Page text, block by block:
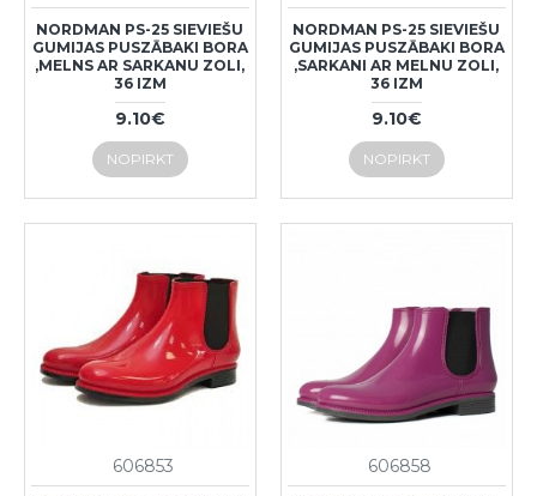
NORDMAN PS-25 SIEVIEŠU
GUMIJAS PUSZĀBAKI BORA
,MELNS AR SARKANU ZOLI,
36 IZM
9.10€
NOPIRKT
NORDMAN PS-25 SIEVIEŠU
GUMIJAS PUSZĀBAKI BORA
,SARKANI AR MELNU ZOLI,
36 IZM
9.10€
NOPIRKT
606853 606858